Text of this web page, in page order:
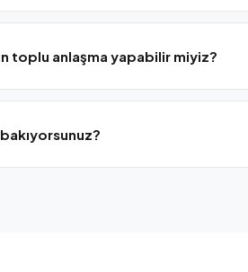
toplu anlaşma yapabilir miyiz?